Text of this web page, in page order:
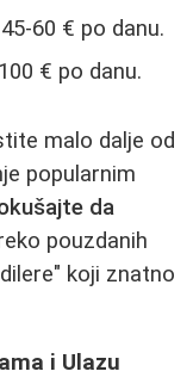
45-60 € po danu.
€ po danu.
malo dalje od
popularnim
da
pouzdanih
koji znatno
i Ulazu